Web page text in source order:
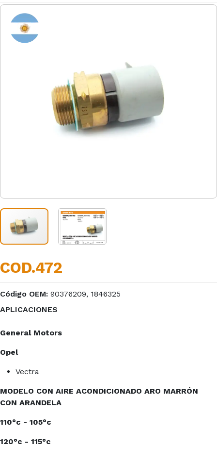
COD.472
Código OEM: 90376209, 1846325
APLICACIONES
General Motors
Opel
Vectra
MODELO CON AIRE ACONDICIONADO ARO MARRÓN
CON ARANDELA
110°c - 105°c
120°c - 115°c